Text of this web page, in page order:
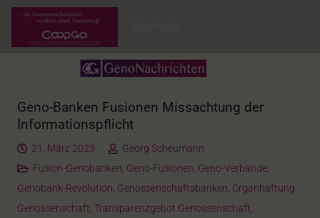
Geno-Banken Fusionen Missachtung der
Informationspflicht
21. März 2023
Georg Scheumann
Fusion-Genobanken, Geno-Fusionen, Geno-Verbände,
Genobank-Revolution, Genossenschaftsbanken, Organhaftung
Genossenschaft, Transparenzgebot Genossenschaft,